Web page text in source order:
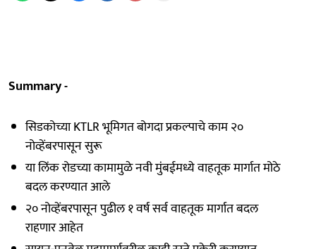
Summary -
सिडकोच्या KTLR भूमिगत बोगदा प्रकल्पाचे काम २०
नोव्हेंबरपासून सुरू
या लिंक रोडच्या कामामुळे नवी मुंबईमध्ये वाहतूक मार्गात मोठे
बदल करण्यात आले
२० नोव्हेंबरपासून पुढील १ वर्ष सर्व वाहतूक मार्गात बदल
राहणार आहेत